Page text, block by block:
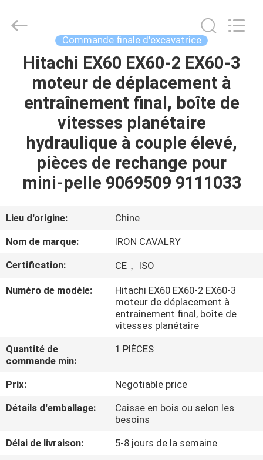
APERÇU
PRODUITS
VIDÉOS
SHOW
A
PROPOS
DE
NOUS
D'USINE
CONTRÔLE
DE
QUALITÉ
Machinery
Commande finale d'excavatrice
Hitachi EX60 EX60-2 EX60-3
moteur de déplacement à
entraînement final, boîte de
vitesses planétaire
hydraulique à couple élevé,
pièces de rechange pour
mini-pelle 9069509 9111033
Lieu d'origine:
Chine
Nom de marque:
IRON CAVALRY
Certification:
CE， ISO
Numéro de modèle:
Hitachi EX60 EX60-2 EX60-3
moteur de déplacement à
entraînement final, boîte de
vitesses planétaire
Quantité de
commande min:
1 PIÈCES
Prix:
Negotiable price
Détails d'emballage:
Caisse en bois ou selon les
besoins
Délai de livraison:
5-8 jours de la semaine